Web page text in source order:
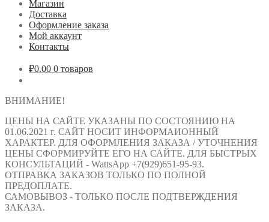
Магазин
Доставка
Оформление заказа
Мой аккаунт
Контакты
₽0.00 0 товаров
ВНИМАНИЕ!
ЦЕНЫ НА САЙТЕ УКАЗАНЫ ПО СОСТОЯНИЮ НА
01.06.2021 г. САЙТ НОСИТ ИНФОРМАИОННЫЙ
ХАРАКТЕР. ДЛЯ ОФОРМЛЕНИЯ ЗАКАЗА / УТОЧНЕНИЯ
ЦЕНЫ СФОРМИРУЙТЕ ЕГО НА САЙТЕ. ДЛЯ БЫСТРЫХ
КОНСУЛЬТАЦИЙ - WattsApp +7(929)651-95-93.
ОТПРАВКА ЗАКАЗОВ ТОЛЬКО ПО ПОЛНОЙ
ПРЕДОПЛАТЕ.
САМОВЫВОЗ - ТОЛЬКО ПОСЛЕ ПОДТВЕРЖДЕНИЯ
ЗАКАЗА.